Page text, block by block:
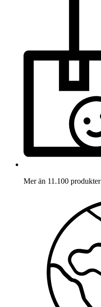
Mer än 11.100 produkter